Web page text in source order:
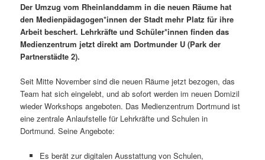
Der Umzug vom Rheinlanddamm in die neuen Räume hat
den Medienpädagogen*innen der Stadt mehr Platz für ihre
Arbeit beschert. Lehrkräfte und Schüler*innen finden das
Medienzentrum jetzt direkt am Dortmunder U (Park der
Partnerstädte 2).
Seit Mitte November sind die neuen Räume jetzt bezogen, das
Team hat sich eingelebt, und ab sofort werden im neuen Domizil
wieder Workshops angeboten. Das Medienzentrum Dortmund ist
eine zentrale Anlaufstelle für Lehrkräfte und Schulen in
Dortmund. Seine Angebote:
Es berät zur digitalen Ausstattung von Schulen,